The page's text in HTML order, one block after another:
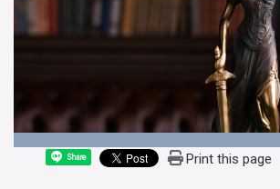
Share Print this page